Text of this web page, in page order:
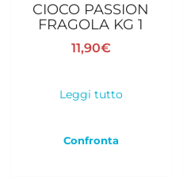
CIOCO PASSION
FRAGOLA KG 1
11,90€
Leggi tutto
Confronta